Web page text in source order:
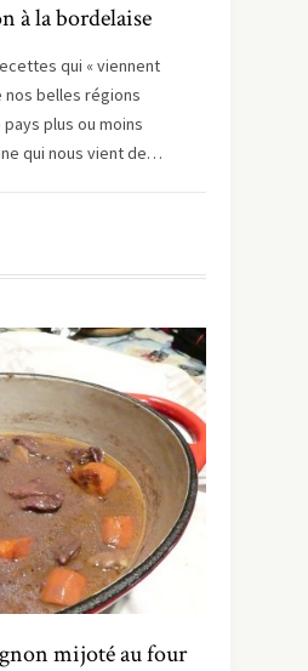
à la bordelaise
qui « viennent
nos belles régions
plus ou moins
qui nous vient de…
mijoté au four